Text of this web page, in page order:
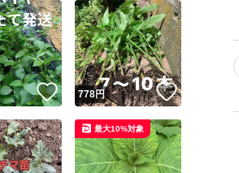
いいね！
778円 いいね！
最大10%対象